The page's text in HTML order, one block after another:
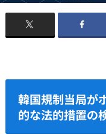
韓国規制当局が
的な法的措置の